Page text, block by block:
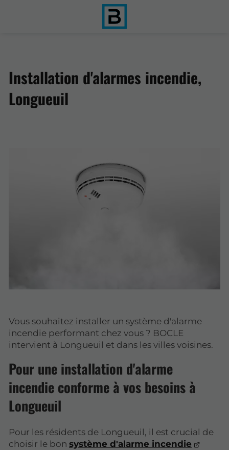
Installation d'alarmes incendie,
Longueuil
Vous souhaitez installer un système d'alarme
incendie performant chez vous ? BOCLE
intervient à Longueuil et dans les villes voisines.
Pour une installation d'alarme
incendie conforme à vos besoins à
Longueuil
Pour les résidents de Longueuil, il est crucial de
choisir le bon système d'alarme incendie